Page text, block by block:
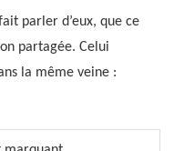
parler d’eux, que ce
partagée. Celui
la même veine :